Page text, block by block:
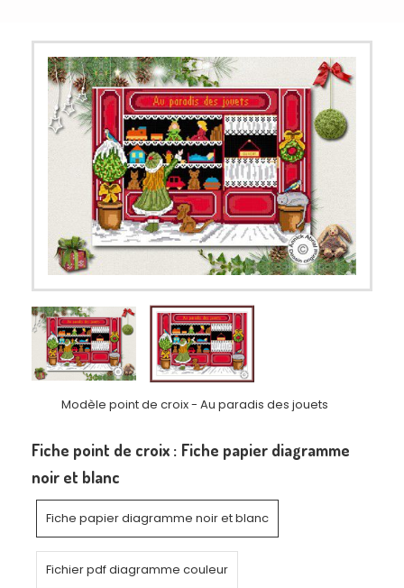
Modèle point de croix - Au paradis des jouets
Fiche point de croix : Fiche papier diagramme
noir et blanc
Fiche papier diagramme noir et blanc
Fichier pdf diagramme couleur